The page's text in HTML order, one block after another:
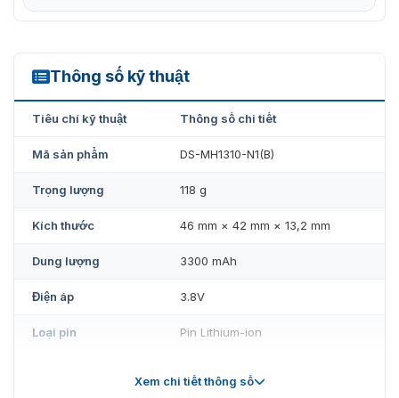
các bất thường khác.
Không chạm trực tiếp vào pin bị rò rỉ. Đeo vải bảo vệ để
tháo pin này và xử lý chúng ngay lập tức đúng cách.
Pin cho camera body Hikvision DS-MH1310-N1(B)
Thông số kỹ thuật
DS-MH1310-N1(B)
Tiêu chí kỹ thuật Thông số chi tiết
Mã sản phẩm DS-MH1310-N1(B)
Trọng lượng 118 g
Kích thước 46 mm × 42 mm × 13,2 mm
Dung lượng 3300 mAh
Điện áp 3.8V
Loại pin Pin Lithium-ion
2012/19 / EU
Xem chi tiết thông số